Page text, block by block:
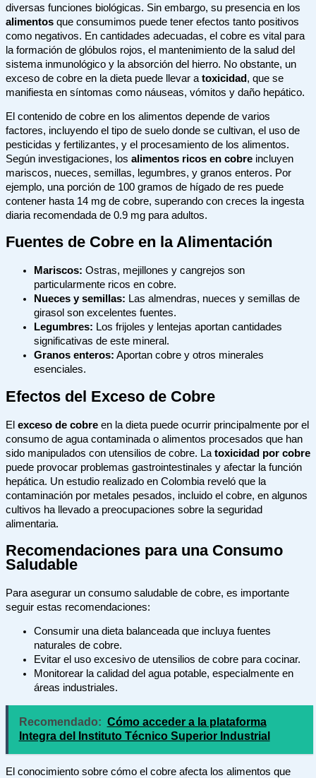
diversas funciones biológicas. Sin embargo, su presencia en los
alimentos que consumimos puede tener efectos tanto positivos
como negativos. En cantidades adecuadas, el cobre es vital para
la formación de glóbulos rojos, el mantenimiento de la salud del
sistema inmunológico y la absorción del hierro. No obstante, un
exceso de cobre en la dieta puede llevar a toxicidad , que se
manifiesta en síntomas como náuseas, vómitos y daño hepático.
El contenido de cobre en los alimentos depende de varios
factores, incluyendo el tipo de suelo donde se cultivan, el uso de
pesticidas y fertilizantes, y el procesamiento de los alimentos.
Según investigaciones, los alimentos ricos en cobre incluyen
mariscos, nueces, semillas, legumbres, y granos enteros. Por
ejemplo, una porción de 100 gramos de hígado de res puede
contener hasta 14 mg de cobre, superando con creces la ingesta
diaria recomendada de 0.9 mg para adultos.
Fuentes de Cobre en la Alimentación
Mariscos: Ostras, mejillones y cangrejos son
particularmente ricos en cobre.
Nueces y semillas: Las almendras, nueces y semillas de
girasol son excelentes fuentes.
Legumbres: Los frijoles y lentejas aportan cantidades
significativas de este mineral.
Granos enteros: Aportan cobre y otros minerales
esenciales.
Efectos del Exceso de Cobre
El exceso de cobre en la dieta puede ocurrir principalmente por el
consumo de agua contaminada o alimentos procesados que han
sido manipulados con utensilios de cobre. La toxicidad por cobre
puede provocar problemas gastrointestinales y afectar la función
hepática. Un estudio realizado en Colombia reveló que la
contaminación por metales pesados, incluido el cobre, en algunos
cultivos ha llevado a preocupaciones sobre la seguridad
alimentaria.
Recomendaciones para una Consumo
Saludable
Para asegurar un consumo saludable de cobre, es importante
seguir estas recomendaciones:
Consumir una dieta balanceada que incluya fuentes
naturales de cobre.
Evitar el uso excesivo de utensilios de cobre para cocinar.
Monitorear la calidad del agua potable, especialmente en
áreas industriales.
Recomendado: Cómo acceder a la plataforma
Integra del Instituto Técnico Superior Industrial
El conocimiento sobre cómo el cobre afecta los alimentos que